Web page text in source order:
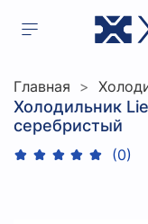
Главная
Холодильник
серебристый
(0)